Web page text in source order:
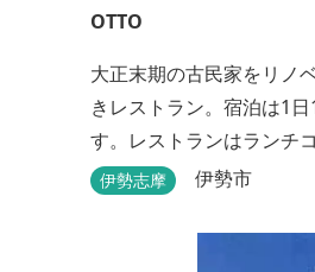
OTTO
大正末期の古民家をリノ
きレストラン。宿泊は1
す。レストランはランチ
あります。
伊勢志摩 伊勢市